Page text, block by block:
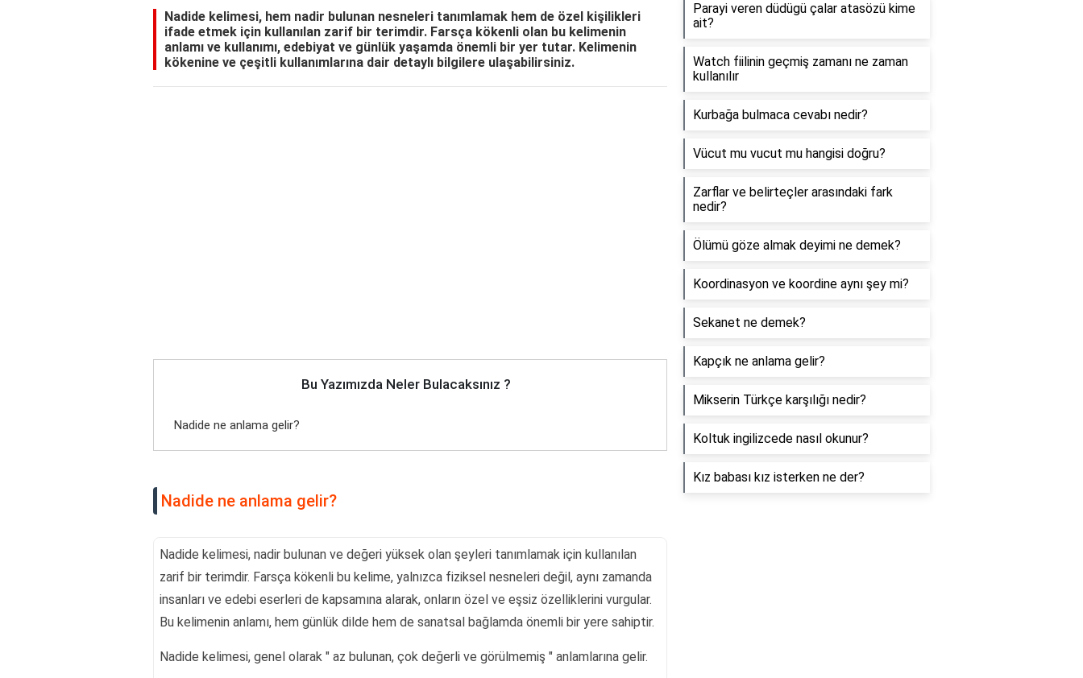
Nadide kelimesi, hem nadir bulunan nesneleri tanımlamak hem de özel kişilikleri
ifade etmek için kullanılan zarif bir terimdir. Farsça kökenli olan bu kelimenin
anlamı ve kullanımı, edebiyat ve günlük yaşamda önemli bir yer tutar. Kelimenin
kökenine ve çeşitli kullanımlarına dair detaylı bilgilere ulaşabilirsiniz.
Bu Yazımızda Neler Bulacaksınız ?
Nadide ne anlama gelir?
Nadide ne anlama gelir?
Nadide kelimesi, nadir bulunan ve değeri yüksek olan şeyleri tanımlamak için kullanılan
zarif bir terimdir. Farsça kökenli bu kelime, yalnızca fiziksel nesneleri değil, aynı zamanda
insanları ve edebi eserleri de kapsamına alarak, onların özel ve eşsiz özelliklerini vurgular.
Bu kelimenin anlamı, hem günlük dilde hem de sanatsal bağlamda önemli bir yere sahiptir.
Nadide kelimesi, genel olarak " az bulunan, çok değerli ve görülmemiş " anlamlarına gelir.
Parayi veren düdügü çalar atasözü kime
ait?
Watch fiilinin geçmiş zamanı ne zaman
kullanılır
Kurbağa bulmaca cevabı nedir?
Vücut mu vucut mu hangisi doğru?
Zarflar ve belirteçler arasındaki fark
nedir?
Ölümü göze almak deyimi ne demek?
Koordinasyon ve koordine aynı şey mi?
Sekanet ne demek?
Kapçık ne anlama gelir?
Mikserin Türkçe karşılığı nedir?
Koltuk ingilizcede nasıl okunur?
Kız babası kız isterken ne der?